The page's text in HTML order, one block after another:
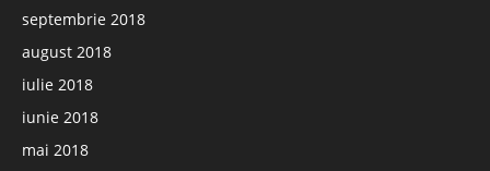
septembrie 2018
august 2018
iulie 2018
iunie 2018
mai 2018